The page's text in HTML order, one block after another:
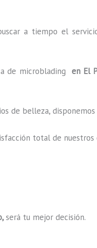
a tiempo el
de microblading en El
de belleza,
total de
será tu mejor decisión.